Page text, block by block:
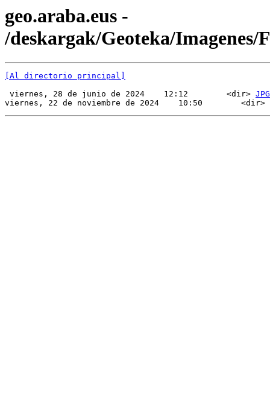
geo.araba.eus -
/deskargak/Geoteka/Imagenes/
[Al directorio principal]
viernes, 28 de junio de 2024    12:12        <dir> JPG
viernes, 22 de noviembre de 2024    10:50        <dir>